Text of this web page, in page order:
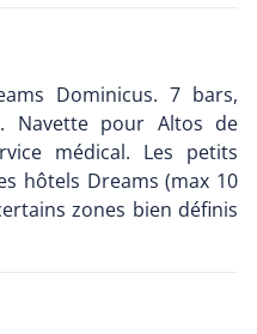
Dominicus. 7 bars,
Navette pour Altos de
médical. Les petits
hôtels Dreams (max 10
zones bien définis